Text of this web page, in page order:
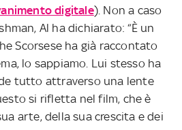
digitale). Non a caso
Al ha dichiarato: “È un
Scorsese ha già raccontato
lo sappiamo. Lui stesso ha
tutto attraverso una lente
si rifletta nel film, che è
arte, della sua crescita e dei